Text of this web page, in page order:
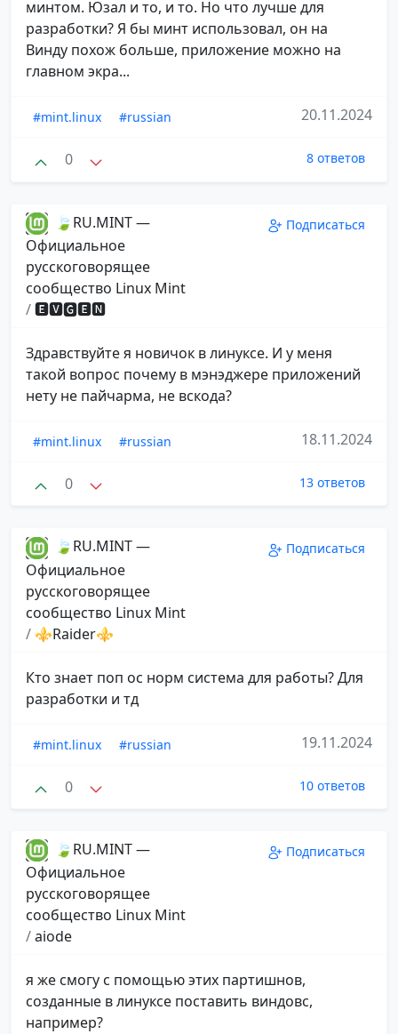
минтом. Юзал и то, и то. Но что лучше для
разработки? Я бы минт использовал, он на
Винду похож больше, приложение можно на
главном экра...
#mint.linux #russian 20.11.2024
0 8 ответов
🍃RU.MINT —
Официальное
русскоговорящее
сообщество Linux Mint
/🅴🆅🅶🅴🅽
Подписаться
Здравствуйте я новичок в линуксе. И у меня
такой вопрос почему в мэнэджере приложений
нету не пайчарма, не вскода?
#mint.linux #russian 18.11.2024
0 13 ответов
🍃RU.MINT —
Официальное
русскоговорящее
сообщество Linux Mint
/ ⚜️Raider⚜️
Подписаться
Кто знает поп ос норм система для работы? Для
разработки и тд
#mint.linux #russian 19.11.2024
0 10 ответов
🍃RU.MINT —
Официальное
русскоговорящее
сообщество Linux Mint
/aiode
Подписаться
я же смогу с помощью этих партишнов,
созданные в линуксе поставить виндовс,
например?